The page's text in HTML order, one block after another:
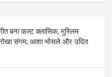
बना कल्ट क्लासिक, मुस्लिम
संगम; आशा भोसले और उदित